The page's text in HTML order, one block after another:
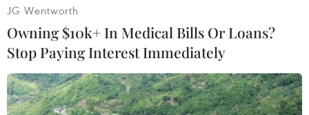
Chi tiết bộ ảnh xemtại đây
(Vietnam+)
JG Wentworth
Owning $10k+ In Medical Bills Or Loans?
Stop Paying Interest Immediately